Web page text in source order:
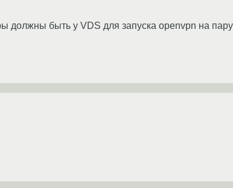
должны быть у VDS для запуска openvpn на